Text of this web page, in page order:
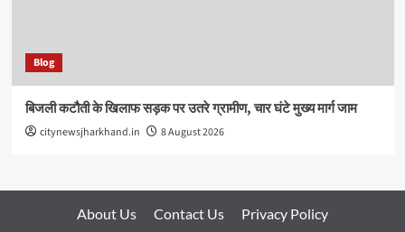
Blog
बिजली कटौती के खिलाफ सड़क पर उतरे ग्रामीण, चार घंटे मुख्य मार्ग जाम
citynewsjharkhand.in 8 August 2026
About Us Contact Us Privacy Policy